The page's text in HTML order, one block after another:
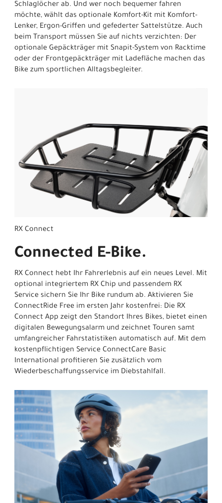
Schlaglöcher ab. Und wer noch bequemer fahren
möchte, wählt das optionale Komfort-Kit mit Komfort-
Lenker, Ergon-Griffen und gefederter Sattelstütze. Auch
beim Transport müssen Sie auf nichts verzichten: Der
optionale Gepäckträger mit Snapit-System von Racktime
oder der Frontgepäckträger mit Ladefläche machen das
Bike zum sportlichen Alltagsbegleiter.
RX Connect
Connected E-Bike.
RX Connect hebt Ihr Fahrerlebnis auf ein neues Level. Mit
optional integriertem RX Chip und passendem RX
Service sichern Sie Ihr Bike rundum ab. Aktivieren Sie
ConnectRide Free im ersten Jahr kostenfrei: Die RX
Connect App zeigt den Standort Ihres Bikes, bietet einen
digitalen Bewegungsalarm und zeichnet Touren samt
umfangreicher Fahrstatistiken automatisch auf. Mit dem
kostenpflichtigen Service ConnectCare Basic
International profitieren Sie zusätzlich vom
Wiederbeschaffungsservice im Diebstahlfall.